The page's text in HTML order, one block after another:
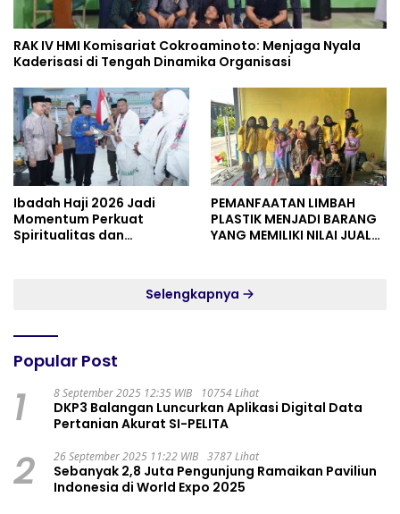
RAK IV HMI Komisariat Cokroaminoto: Menjaga Nyala
Kaderisasi di Tengah Dinamika Organisasi
Ibadah Haji 2026 Jadi
Momentum Perkuat
Spiritualitas dan
PEMANFAATAN LIMBAH
PLASTIK MENJADI BARANG
YANG MEMILIKI NILAI JUAL
Selengkapnya
Popular Post
1 8 September 2025 12:35 WIB 10754 Lihat
DKP3 Balangan Luncurkan Aplikasi Digital Data
Pertanian Akurat SI-PELITA
2 26 September 2025 11:22 WIB 3787 Lihat
Sebanyak 2,8 Juta Pengunjung Ramaikan Paviliun
Indonesia di World Expo 2025